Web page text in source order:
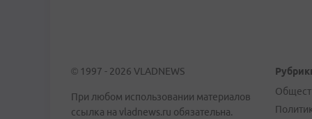
© 1997 - 2026 VLADNEWS
При любом использовании материалов
ссылка на vladnews.ru обязательна.